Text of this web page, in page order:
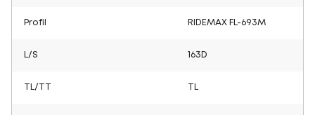
Profil RIDEMAX FL-693M
L/S 163D
TL/TT